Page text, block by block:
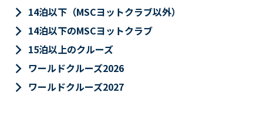
keyboard_arrow_right 14泊以下（MSCヨットクラブ以外）
keyboard_arrow_right 14泊以下のMSCヨットクラブ
keyboard_arrow_right 15泊以上のクルーズ
keyboard_arrow_right ワールドクルーズ2026
keyboard_arrow_right ワールドクルーズ2027